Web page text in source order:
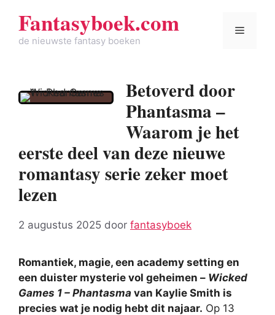
Fantasyboek.com
de nieuwste fantasy boeken
Menu
Betoverd door
Phantasma –
Waarom je het
eerste deel van deze nieuwe
romantasy serie zeker moet
lezen
2 augustus 2025 door fantasyboek
Romantiek, magie, een academy setting en
een duister mysterie vol geheimen – Wicked
Games 1 – Phantasma van Kaylie Smith is
precies wat je nodig hebt dit najaar. Op 13